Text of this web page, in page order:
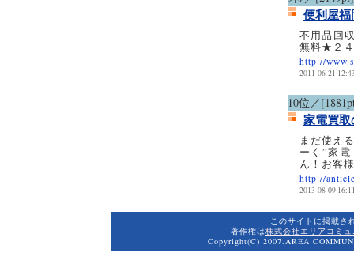
便利屋
不用品回
無料★２
http://
2011-06-21
10位／
家電買
まだ使え
ーく”家
ん！お客
http://
2013-08-09
このサイトに掲載さ
著作権は株式会社エリアコミ
Copyright(C) 2007.AREA